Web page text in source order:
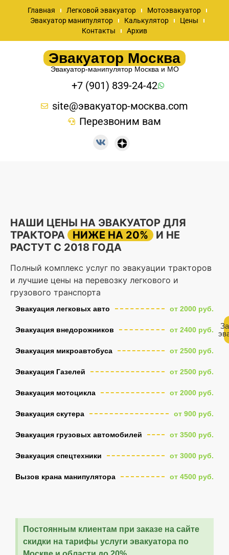
Главная Легковой эвакуатор
Мотоэвакуатор
Эвакуатор манипулятор
Калькулятор
Цены
Контакты
Архив
Эвакуатор Москва
Эвакуатор-манипулятор Москва и МО
+7 (901) 839-24-42
site@эвакуатор-москва.com
Перезвоним вам
НАШИ ЦЕНЫ НА ЭВАКУАТОР ДЛЯ
ТРАКТОРА
НИЖЕ НА 20%
И НЕ
РАСТУТ С 2018 ГОДА
Полный комплекс услуг по эвакуации тракторов
и лучшие цены на перевозку легкового и
грузового транспорта
Эвакуация легковых авто от 2000 руб.
Эвакуация внедорожников от 2400 руб.
Эвакуация микроавтобуса от 2500 руб.
Эвакуация Газелей от 2500 руб.
Эвакуация мотоцикла от 2000 руб.
Эвакуация скутера от 900 руб.
Эвакуация грузовых автомобилей от 3500 руб.
Эвакуация спецтехники от 3000 руб.
Вызов крана манипулятора от 4500 руб.
Постоянным клиентам при заказе на сайте
скидки на тарифы услуги эвакуатора по